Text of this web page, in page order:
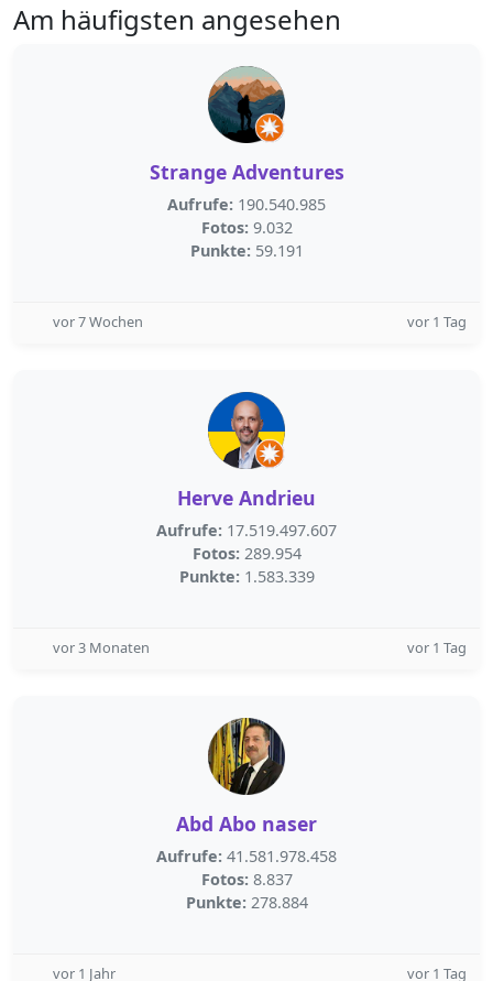
Am häufigsten angesehen
Strange Adventures
Aufrufe: 190.540.985
Fotos: 9.032
Punkte: 59.191
vor 7 Wochen vor 1 Tag
Herve Andrieu
Aufrufe: 17.519.497.607
Fotos: 289.954
Punkte: 1.583.339
vor 3 Monaten vor 1 Tag
Abd Abo naser
Aufrufe: 41.581.978.458
Fotos: 8.837
Punkte: 278.884
vor 1 Jahr vor 1 Tag